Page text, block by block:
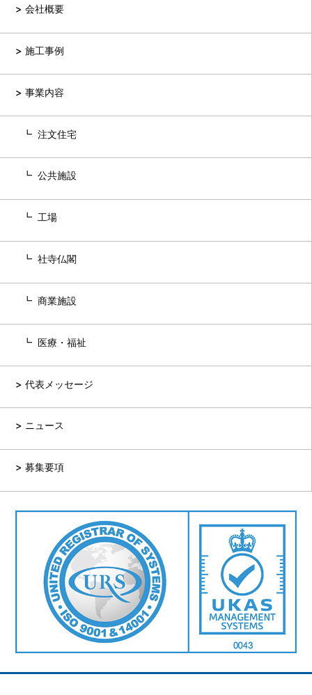
会社概要
施工事例
事業内容
注文住宅
公共施設
工場
社寺仏閣
商業施設
医療・福祉
代表メッセージ
ニュース
募集要項